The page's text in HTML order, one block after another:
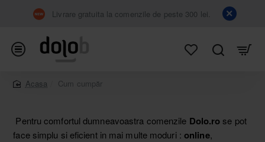
Livrare gratuita la comenzile de peste 300 lei.
Cum cumpăr
Pentru comfortul dumneavoastra comenzile Dolo.ro se pot
face simplu si eficient in mai multe moduri : online,